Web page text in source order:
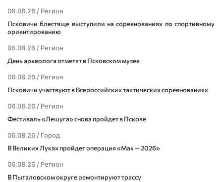
06.08.26 / Регион
Псковичи блестяще выступили на соревнованиях по спортивному
ориентированию
06.08.26 / Регион
День археолога отметят в Псковском музее
06.08.26 / Регион
Псковичи участвуют в Всероссийских тактических соревнованиях
06.08.26 / Регион
Фестиваль «Лешуга» снова пройдет в Пскове
06.08.26 / Город
В Великих Луках пройдет операция «Мак — 2026»
06.08.26 / Регион
В Пыталовском округе ремонтируют трассу